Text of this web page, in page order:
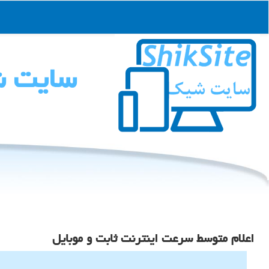
اعلام متوسط سرعت اینترنت ثابت و موبایل